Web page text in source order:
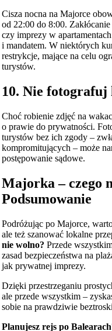
Cisza nocna na Majorce
od 22:00 do 8:00.
czy imprezy w
i mandatem. W niektórych
restrykcje, mające na celu
turystów.
10. Nie fotografuj
Choć robienie zdjęć na
o prawie do prywatności.
turystów bez ich zgody –
kompromitujących – może
postępowanie sądowe.
Majorka – czego
Podsumowanie
Podróżując po Majorce,
ale też szanować lokalne
nie wolno? Przede
zasad bezpieczeństwa na
jak prywatnej imprezy.
Dzięki przestrzeganiu
ale przede wszystkim –
sobie na prawdziwie
Planujesz rejs po